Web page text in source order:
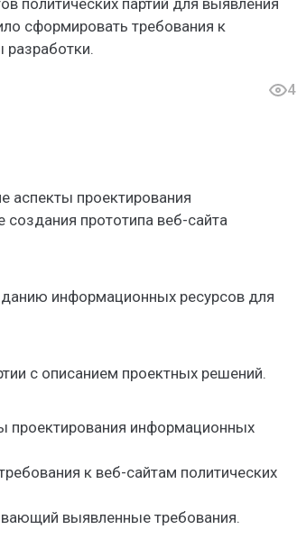
политических партий для выявления
сформировать требования к
разработки.
4
аспекты проектирования
прототипа веб-сайта
информационных ресурсов для
с описанием проектных решений.
проектирования информационных
к веб-сайтам политических
выявленные требования.